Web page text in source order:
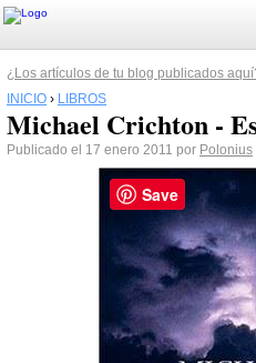
¿Los artículos de tu blog publicados
INICIO › LIBROS
Michael Crichton -
Publicado el 17 enero 2011 por Polonius
Save